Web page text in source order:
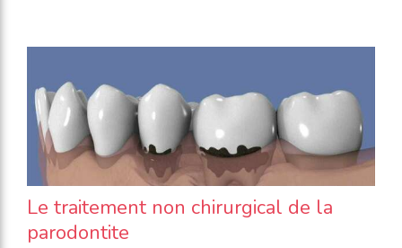
Le traitement non chirurgical de la
parodontite